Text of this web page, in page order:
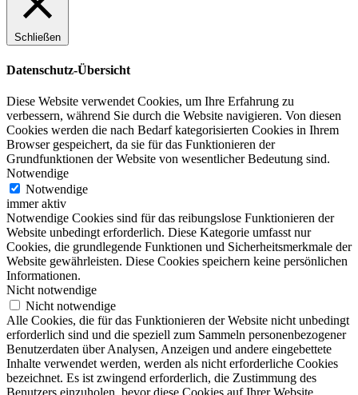
Schließen
Datenschutz-Übersicht
Diese Website verwendet Cookies, um Ihre Erfahrung zu
verbessern, während Sie durch die Website navigieren. Von diesen
Cookies werden die nach Bedarf kategorisierten Cookies in Ihrem
Browser gespeichert, da sie für das Funktionieren der
Grundfunktionen der Website von wesentlicher Bedeutung sind.
Notwendige
Notwendige
immer aktiv
Notwendige Cookies sind für das reibungslose Funktionieren der
Website unbedingt erforderlich. Diese Kategorie umfasst nur
Cookies, die grundlegende Funktionen und Sicherheitsmerkmale der
Website gewährleisten. Diese Cookies speichern keine persönlichen
Informationen.
Nicht notwendige
Nicht notwendige
Alle Cookies, die für das Funktionieren der Website nicht unbedingt
erforderlich sind und die speziell zum Sammeln personenbezogener
Benutzerdaten über Analysen, Anzeigen und andere eingebettete
Inhalte verwendet werden, werden als nicht erforderliche Cookies
bezeichnet. Es ist zwingend erforderlich, die Zustimmung des
Benutzers einzuholen, bevor diese Cookies auf Ihrer Website